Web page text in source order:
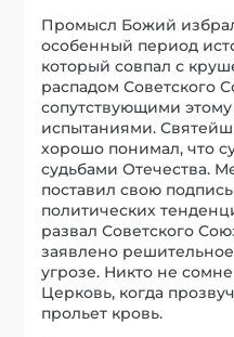
Промысл Божий
особенный период
который совпал с
распадом Советского
сопутствующими
испытаниями.
хорошо понимал, что
судьбами Отечества.
поставил свою
политических
развал Советского
заявлено
угрозе. Никто не
Церковь, когда
прольет кровь.